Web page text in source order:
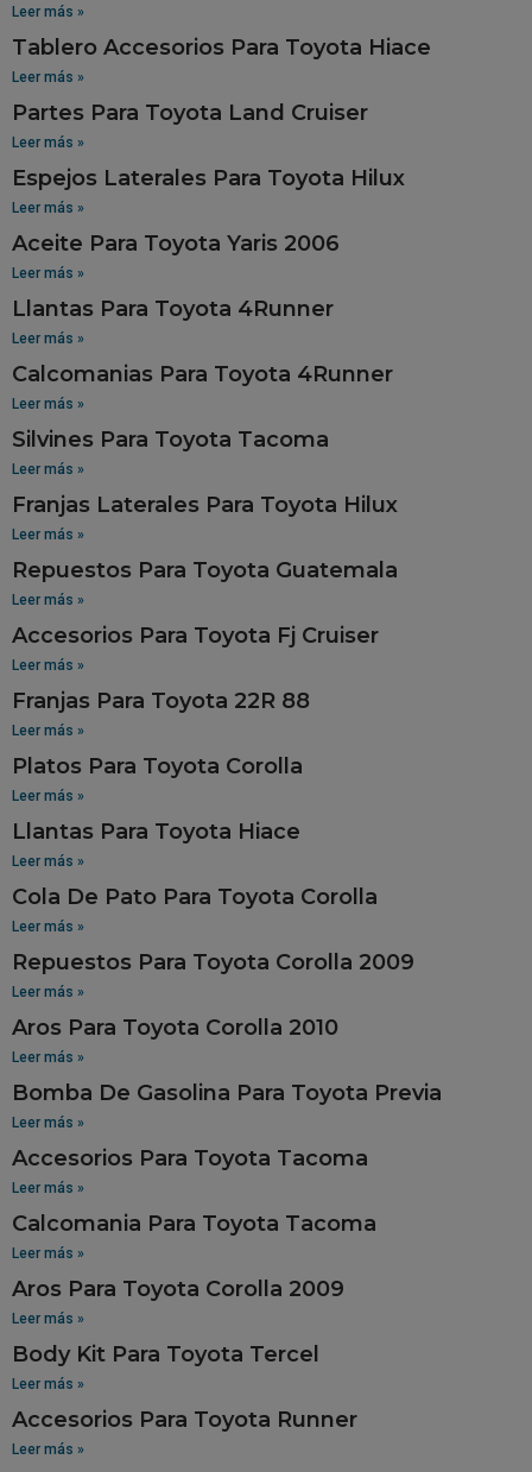
Leer más »
Tablero Accesorios Para Toyota Hiace
Leer más »
Partes Para Toyota Land Cruiser
Leer más »
Espejos Laterales Para Toyota Hilux
Leer más »
Aceite Para Toyota Yaris 2006
Leer más »
Llantas Para Toyota 4Runner
Leer más »
Calcomanias Para Toyota 4Runner
Leer más »
Silvines Para Toyota Tacoma
Leer más »
Franjas Laterales Para Toyota Hilux
Leer más »
Repuestos Para Toyota Guatemala
Leer más »
Accesorios Para Toyota Fj Cruiser
Leer más »
Franjas Para Toyota 22R 88
Leer más »
Platos Para Toyota Corolla
Leer más »
Llantas Para Toyota Hiace
Leer más »
Cola De Pato Para Toyota Corolla
Leer más »
Repuestos Para Toyota Corolla 2009
Leer más »
Aros Para Toyota Corolla 2010
Leer más »
Bomba De Gasolina Para Toyota Previa
Leer más »
Accesorios Para Toyota Tacoma
Leer más »
Calcomania Para Toyota Tacoma
Leer más »
Aros Para Toyota Corolla 2009
Leer más »
Body Kit Para Toyota Tercel
Leer más »
Accesorios Para Toyota Runner
Leer más »